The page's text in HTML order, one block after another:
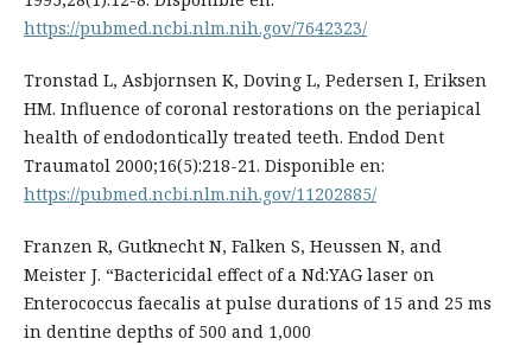
https://pubmed.ncbi.nlm.nih.gov/7642323/
Tronstad L, Asbjornsen K, Doving L, Pedersen I, Eriksen
HM. Influence of coronal restorations on the periapical
health of endodontically treated teeth. Endod Dent
Traumatol 2000;16(5):218-21. Disponible en:
https://pubmed.ncbi.nlm.nih.gov/11202885/
Franzen R, Gutknecht N, Falken S, Heussen N, and
Meister J. “Bactericidal effect of a Nd:YAG laser on
Enterococcus faecalis at pulse durations of 15 and 25 ms
in dentine depths of 500 and 1,000